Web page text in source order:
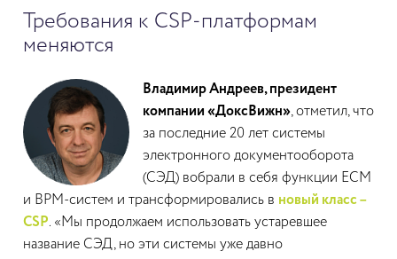
Требования к CSP-платформам
меняются
Владимир Андреев, президент
компании «ДоксВижн», отметил, что
за последние 20 лет системы
электронного документооборота
(СЭД) вобрали в себя функции ECM
и BPM-систем и трансформировались в новый класс –
CSP. «Мы продолжаем использовать устаревшее
название СЭД, но эти системы уже давно